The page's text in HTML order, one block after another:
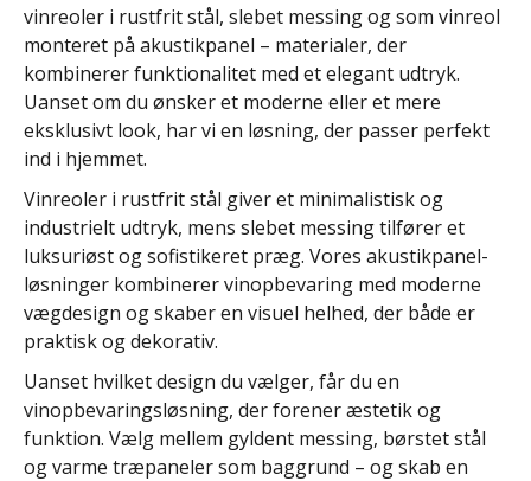
vinreoler i rustfrit stål, slebet messing og som vinreol
monteret på akustikpanel – materialer, der
kombinerer funktionalitet med et elegant udtryk.
Uanset om du ønsker et moderne eller et mere
eksklusivt look, har vi en løsning, der passer perfekt
ind i hjemmet.
Vinreoler i rustfrit stål giver et minimalistisk og
industrielt udtryk, mens slebet messing tilfører et
luksuriøst og sofistikeret præg. Vores akustikpanel-
løsninger kombinerer vinopbevaring med moderne
vægdesign og skaber en visuel helhed, der både er
praktisk og dekorativ.
Uanset hvilket design du vælger, får du en
vinopbevaringsløsning, der forener æstetik og
funktion. Vælg mellem gyldent messing, børstet stål
og varme træpaneler som baggrund – og skab en